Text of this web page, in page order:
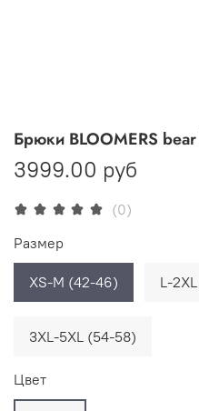
(0)
Брюки BLOOMERS
3999.00 руб
Размер
XS-M (42-46) L-
3XL-5XL (54-58)
Цвет